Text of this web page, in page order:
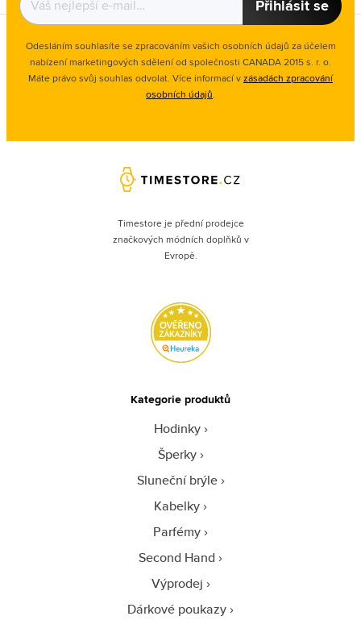
Přihlásit se
Odesláním souhlasíte se zpracováním vašich osobních údajů za účelem
nabízení marketingových sdělení od společnosti CANADA 2015 s. r. o.
Máte právo svůj souhlas odvolat. Více informací vzásadách zpracování
osobních údajů.
Timestore je přední prodejce
značkových módních doplňků v
Evropě.
Kategorie produktů
Hodinky
Šperky
Sluneční brýle
Kabelky
Parfémy
Second Hand
Výprodej
Dárkové poukazy